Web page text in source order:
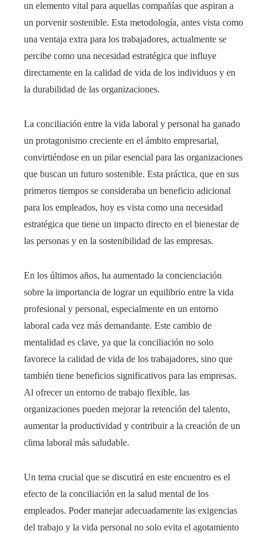
un elemento vital para aquellas compañías que aspiran a
un porvenir sostenible. Esta metodología, antes vista como
una ventaja extra para los trabajadores, actualmente se
percibe como una necesidad estratégica que influye
directamente en la calidad de vida de los individuos y en
la durabilidad de las organizaciones.
La conciliación entre la vida laboral y personal ha ganado
un protagonismo creciente en el ámbito empresarial,
convirtiéndose en un pilar esencial para las organizaciones
que buscan un futuro sostenible. Esta práctica, que en sus
primeros tiempos se consideraba un beneficio adicional
para los empleados, hoy es vista como una necesidad
estratégica que tiene un impacto directo en el bienestar de
las personas y en la sostenibilidad de las empresas.
En los últimos años, ha aumentado la concienciación
sobre la importancia de lograr un equilibrio entre la vida
profesional y personal, especialmente en un entorno
laboral cada vez más demandante. Este cambio de
mentalidad es clave, ya que la conciliación no solo
favorece la calidad de vida de los trabajadores, sino que
también tiene beneficios significativos para las empresas.
Al ofrecer un entorno de trabajo flexible, las
organizaciones pueden mejorar la retención del talento,
aumentar la productividad y contribuir a la creación de un
clima laboral más saludable.
Un tema crucial que se discutirá en este encuentro es el
efecto de la conciliación en la salud mental de los
empleados. Poder manejar adecuadamente las exigencias
del trabajo y la vida personal no solo evita el agotamiento